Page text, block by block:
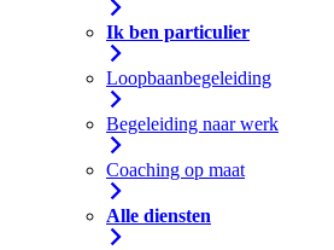
Ik ben particulier
Loopbaanbegeleiding
Begeleiding naar werk
Coaching op maat
Alle diensten